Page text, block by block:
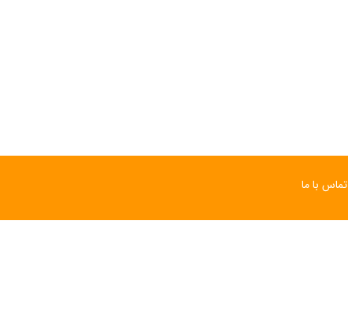
تماس با ما